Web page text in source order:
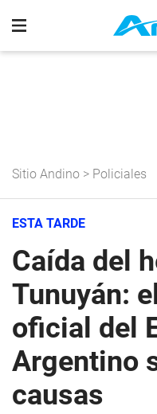
Sitio Andino > Policiales
ESTA TARDE
Caída del
Tunuyán:
oficial del
Argentino
causas